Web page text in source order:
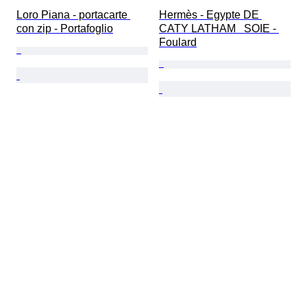
Loro Piana - portacarte
con zip - Portafoglio
Hermès - Egypte DE
CATY LATHAM   SOIE -
Foulard